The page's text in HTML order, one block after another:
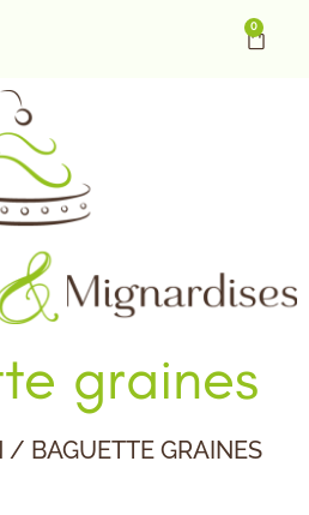
0
graines
/ BAGUETTE GRAINES